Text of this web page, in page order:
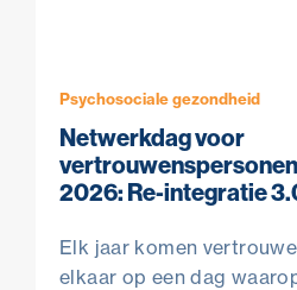
Psychosociale gezondheid
Netwerkdag voor
2026: Re-integratie
Elk jaar komen
elkaar op een dag